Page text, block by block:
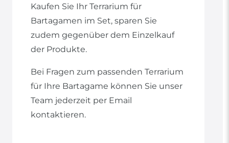
Kaufen Sie Ihr Terrarium für
Bartagamen im Set, sparen Sie
zudem gegenüber dem Einzelkauf
der Produkte.
Bei Fragen zum passenden Terrarium
für Ihre Bartagame können Sie unser
Team jederzeit per Email
kontaktieren.